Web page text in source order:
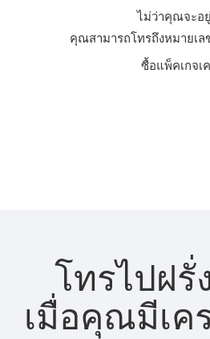
ไม่ว่าคุณจะอ
คุณสามารถโทรถึงหมายเล
ซื้อแพ็คเกจเ
โทรไปฝรั่
เมื่อคุณมีเค